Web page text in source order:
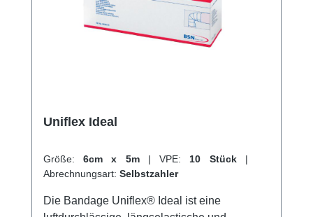
unserem schnellen Versand und unserem
hervorragenden Kundenservice.
Uniflex Ideal
Größe: 6cm x 5m | VPE: 10 Stück |
Abrechnungsart: Selbstzahler
Die Bandage Uniflex® Ideal ist eine